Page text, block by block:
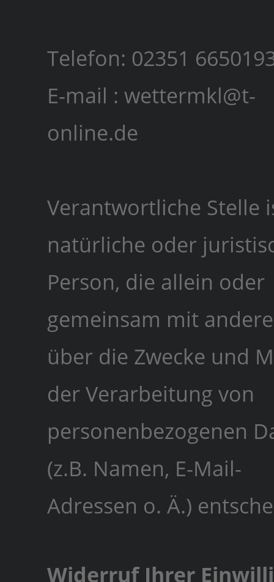
Telefon: 02351
E-mail : wettermkl@t-
online.de
Verantwortliche Stelle
natürliche oder
Person, die allein oder
gemeinsam mit
über die Zwecke und
der Verarbeitung von
personenbezogenen
(z.B. Namen, E-Mail-
Adressen o. Ä.)
Widerruf Ihrer